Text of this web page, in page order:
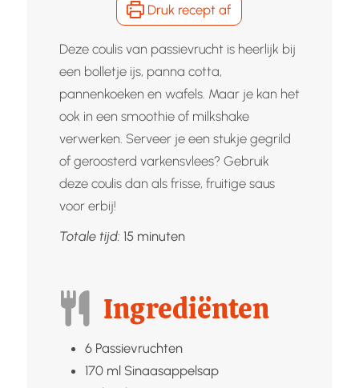
Druk recept af
Deze coulis van passievrucht is heerlijk bij
een bolletje ijs, panna cotta,
pannenkoeken en wafels. Maar je kan het
ook in een smoothie of milkshake
verwerken. Serveer je een stukje gegrild
of geroosterd varkensvlees? Gebruik
deze coulis dan als frisse, fruitige saus
voor erbij!
Totale tijd: 15minuten
minuten
Ingrediënten
6 Passievruchten
170 ml Sinaasappelsap